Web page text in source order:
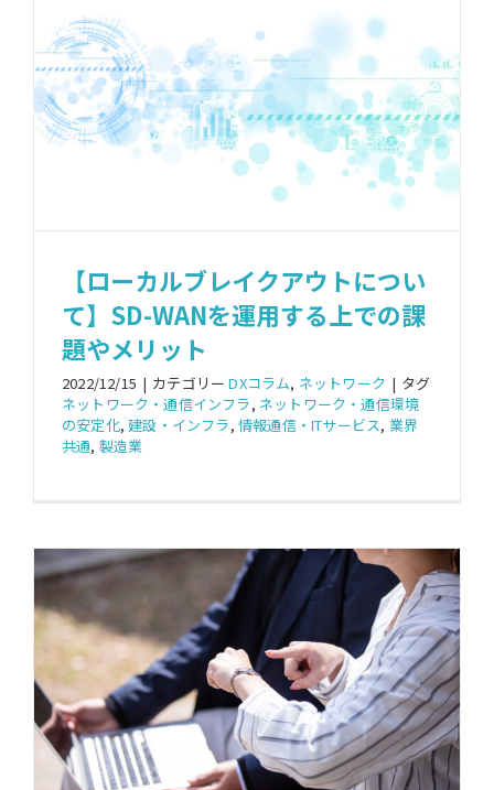
【ローカルブレイクアウトについ
て】SD-WANを運用する上での課
題やメリット
2022/12/15 | カテゴリーDXコラム, ネットワーク | タグ
ネットワーク・通信インフラ, ネットワーク・通信環境
の安定化,建設・インフラ,情報通信・ITサービス, 業界
共通, 製造業